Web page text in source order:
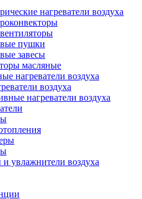
нагреватели воздуха
пушки
завесы
масляные
нагреватели воздуха
воздуха
нагреватели воздуха
увлажнители воздуха